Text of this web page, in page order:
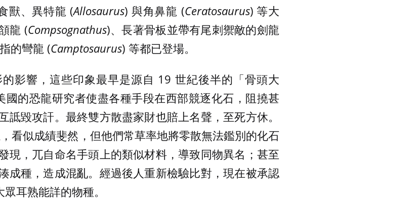
獸、異特龍 (Allosaurus) 與角鼻龍 (Ceratosaurus) 等大
龍 (Compsognathus)、長著骨板並帶有尾刺禦敵的劍龍
的彎龍 (Camptosaurus) 等都已登場。
影響，這些印象最早是源自 19 世紀後半的「骨頭大
國的恐龍研究者使盡各種手段在西部競逐化石，阻撓甚
詆毀攻訐。最終雙方散盡家財也賠上名聲，至死方休。
看似成績斐然，但他們常草率地將零散無法鑑別的化石
現，兀自命名手頭上的類似材料，導致同物異名；甚至
成種，造成混亂。經過後人重新檢驗比對，現在被承認
耳熟能詳的物種。